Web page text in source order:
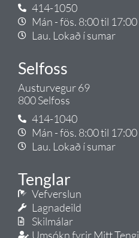
414-1050
Mán - fös. 8:00 til 17:00
Lau. Lokað í sumar
Selfoss
Austurvegur 69
800 Selfoss
414-1040
Mán - fös. 8:00 til 17:00
Lau. Lokað í sumar
Tenglar
Vefverslun
Lagnadeild
Skilmálar
Umsókn fyrir Mitt Tengi